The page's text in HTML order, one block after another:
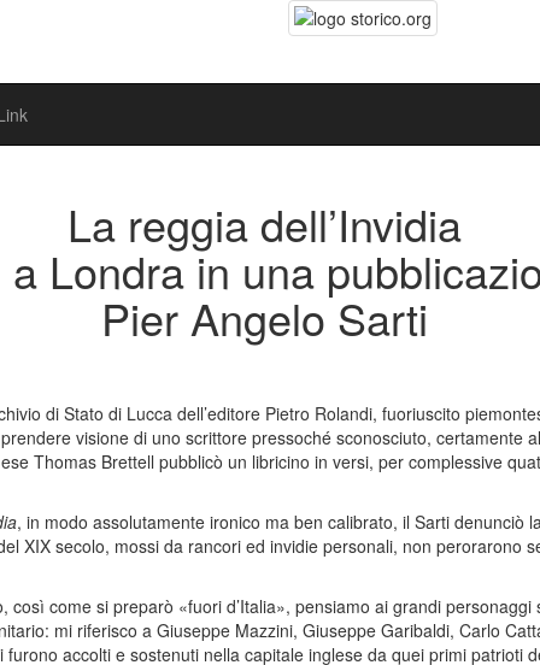
La reggia dell’Invidia
Londra in una
Pier Angelo Sarti
di Stato di Lucca dell’editore Pietro Rolandi, fuoriuscito
visione di uno scrittore pressoché sconosciuto, certamente
Thomas Brettell pubblicò un libricino in versi, per complessive
, in modo assolutamente ironico ma ben calibrato, il Sarti denunciò
XIX secolo, mossi da rancori ed invidie personali, non perorarono
così come si preparò «fuori d’Italia», pensiamo ai grandi
mi riferisco a Giuseppe Mazzini, Giuseppe Garibaldi, Carlo
accolti e sostenuti nella capitale inglese da quei primi patrioti